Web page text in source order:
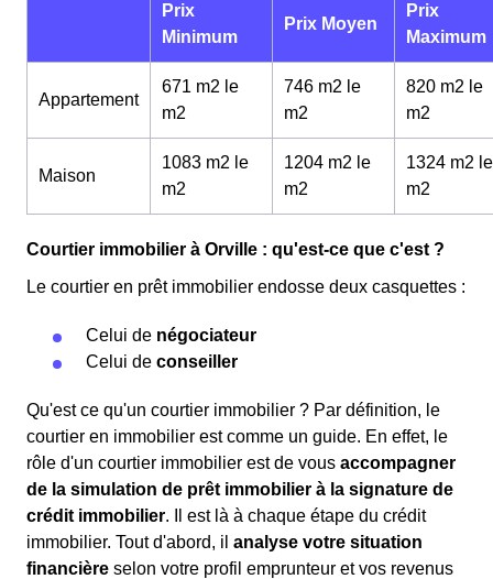
Prix
Minimum
Prix Moyen
Prix
Maximum
Appartement
671 m2 le
m2
746 m2 le
m2
820 m2 le
m2
Maison
1083 m2 le
m2
1204 m2 le
m2
1324 m2 le
m2
Courtier immobilier à Orville : qu'est-ce que c'est ?
Le courtier en prêt immobilier endosse deux casquettes :
Celui de négociateur
Celui de conseiller
Qu'est ce qu'un courtier immobilier ? Par définition, le
courtier en immobilier est comme un guide. En effet, le
rôle d'un courtier immobilier est de vous accompagner
de la simulation de prêt immobilier à la signature de
crédit immobilier. Il est là à chaque étape du crédit
immobilier. Tout d'abord, il analyse votre situation
financière selon votre profil emprunteur et vos revenus